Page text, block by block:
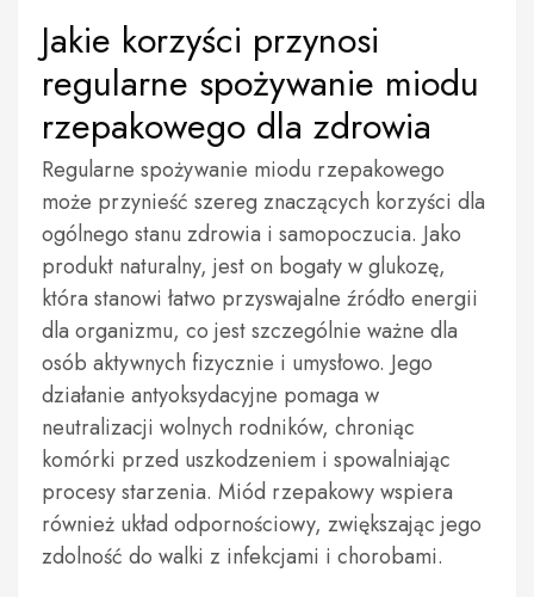
Jakie korzyści przynosi
regularne spożywanie miodu
rzepakowego dla zdrowia
Regularne spożywanie miodu rzepakowego
może przynieść szereg znaczących korzyści dla
ogólnego stanu zdrowia i samopoczucia. Jako
produkt naturalny, jest on bogaty w glukozę,
która stanowi łatwo przyswajalne źródło energii
dla organizmu, co jest szczególnie ważne dla
osób aktywnych fizycznie i umysłowo. Jego
działanie antyoksydacyjne pomaga w
neutralizacji wolnych rodników, chroniąc
komórki przed uszkodzeniem i spowalniając
procesy starzenia. Miód rzepakowy wspiera
również układ odpornościowy, zwiększając jego
zdolność do walki z infekcjami i chorobami.